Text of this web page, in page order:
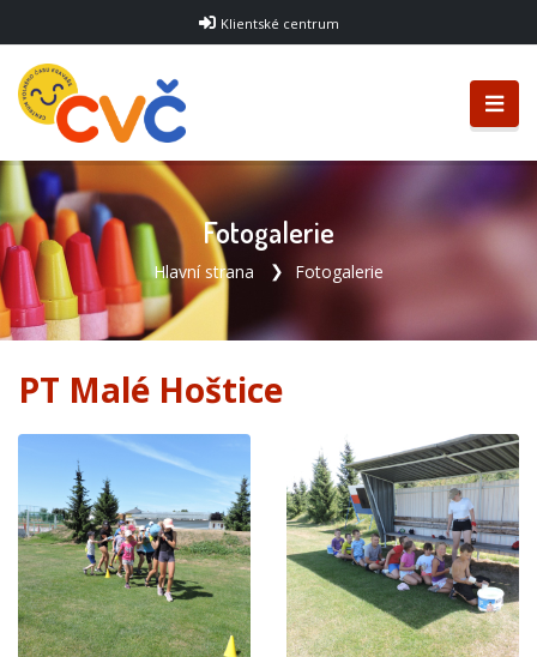
Klientské centrum
Fotogalerie
Hlavní strana Fotogalerie
PT Malé Hoštice